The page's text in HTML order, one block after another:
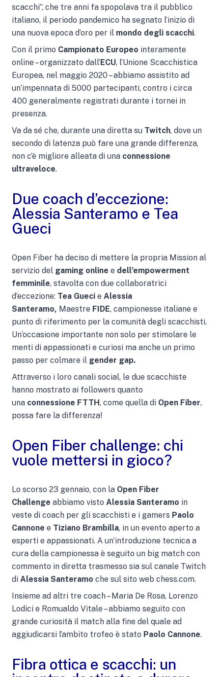
scacchi”, che tre anni fa spopolava tra il pubblico
italiano, il periodo pandemico ha segnato l’inizio di
una nuova epoca d’oro per il mondo degli scacchi.
Con il primo Campionato Europeo interamente
online – organizzato dall’ECU, l’Unione Scacchistica
Europea, nel maggio 2020 – abbiamo assistito ad
un’impennata di 5000 partecipanti, contro i circa
400 generalmente registrati durante i tornei in
presenza.
Va da sé che, durante una diretta su Twitch, dove un
secondo di latenza può fare una grande differenza,
non c’è migliore alleata di una connessione
ultraveloce.
Due coach d’eccezione:
Alessia Santeramo e Tea
Gueci
Open Fiber ha deciso di mettere la propria Mission al
servizio del gaming online e dell’empowerment
femminile, stavolta con due collaboratrici
d’eccezione: Tea Gueci e Alessia
Santeramo, Maestre FIDE, campionesse italiane e
punto di riferimento per la comunità degli scacchisti.
Un’occasione importante non solo per stimolare le
menti di appassionati e curiosi ma anche un primo
passo per colmare il gender gap.
Attraverso i loro canali social, le due scacchiste
hanno mostrato ai followers quanto
una connessione FTTH, come quella di Open Fiber,
possa fare la differenza!
Open Fiber challenge: chi
vuole mettersi in gioco?
Lo scorso 23 gennaio, con la Open Fiber
Challenge abbiamo visto Alessia Santeramo in
veste di coach per gli scacchisti e i gamers Paolo
Cannone e Tiziano Brambilla, in un evento aperto a
esperti e appassionati. A un’introduzione tecnica a
cura della campionessa è seguito un big match con
commento in diretta trasmesso sia sul canale Twitch
di Alessia Santeramo che sul sito web chess.com.
Insieme ad altri tre coach – Maria De Rosa, Lorenzo
Lodici e Romualdo Vitale – abbiamo seguito con
grande curiosità il match alla fine del quale ad
aggiudicarsi l’ambito trofeo è stato Paolo Cannone.
Fibra ottica e scacchi: un